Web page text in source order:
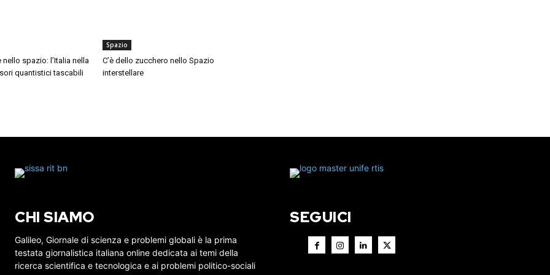
nello spazio: l’Italia nella
quantistici tascabili
Spazio
C’è dello zucchero nello Spazio
interstellare
CHI SIAMO
Galileo, Giornale di scienza e problemi globali è la prima
testata giornalistica italiana online dedicata ai temi della
ricerca scientifica e tecnologica e ai problemi politico-sociali
SEGUICI